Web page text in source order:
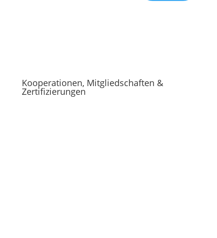
Kooperationen, Mitgliedschaften &
Zertifizierungen